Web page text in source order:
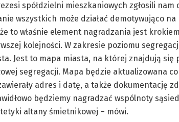
spółdzielni mieszkaniowych zgłosili nam
wszystkich może działać demotywująco
to właśnie element nagradzania jest
kolejności. W zakresie poziomu
Jest to mapa miasta, na której znajdują się
segregacji. Mapa będzie aktualizowana
adres i datę, a także dokumentację
będziemy nagradzać wspólnoty
altany śmietnikowej – mówi.